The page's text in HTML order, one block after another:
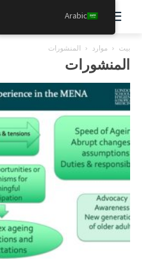
بيت موارد المنشورات
المنشورات
Arabic